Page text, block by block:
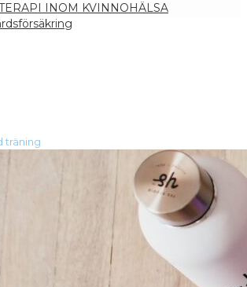
INOM KVINNOHÄLSA
träning